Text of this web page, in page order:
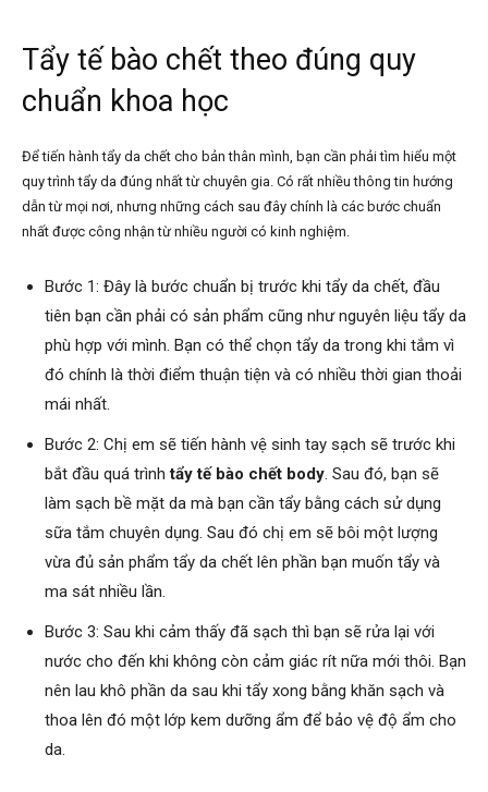
Tẩy tế bào chết theo đúng quy
chuẩn khoa học
Để tiến hành tẩy da chết cho bản thân mình, bạn cần phải tìm hiểu một
quy trình tẩy da đúng nhất từ chuyên gia. Có rất nhiều thông tin hướng
dẫn từ mọi nơi, nhưng những cách sau đây chính là các bước chuẩn
nhất được công nhận từ nhiều người có kinh nghiệm.
Bước 1: Đây là bước chuẩn bị trước khi tẩy da chết, đầu
tiên bạn cần phải có sản phẩm cũng như nguyên liệu tẩy da
phù hợp với mình. Bạn có thể chọn tẩy da trong khi tắm vì
đó chính là thời điểm thuận tiện và có nhiều thời gian thoải
mái nhất.
Bước 2: Chị em sẽ tiến hành vệ sinh tay sạch sẽ trước khi
bắt đầu quá trìnhtẩy tế bào chết body. Sau đó, bạn sẽ
làm sạch bề mặt da mà bạn cần tẩy bằng cách sử dụng
sữa tắm chuyên dụng. Sau đó chị em sẽ bôi một lượng
vừa đủ sản phẩm tẩy da chết lên phần bạn muốn tẩy và
ma sát nhiều lần.
Bước 3: Sau khi cảm thấy đã sạch thì bạn sẽ rửa lại với
nước cho đến khi không còn cảm giác rít nữa mới thôi. Bạn
nên lau khô phần da sau khi tẩy xong bằng khăn sạch và
thoa lên đó một lớp kem dưỡng ẩm để bảo vệ độ ẩm cho
da.